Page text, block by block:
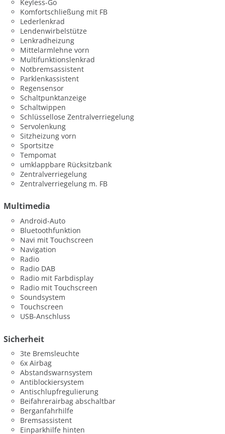
Keyless-Go
Komfortschließung mit FB
Lederlenkrad
Lendenwirbelstütze
Lenkradheizung
Mittelarmlehne vorn
Multifunktionslenkrad
Notbremsassistent
Parklenkassistent
Regensensor
Schaltpunktanzeige
Schaltwippen
Schlüssellose Zentralverriegelung
Servolenkung
Sitzheizung vorn
Sportsitze
Tempomat
umklappbare Rücksitzbank
Zentralverriegelung
Zentralverriegelung m. FB
Multimedia
Android-Auto
Bluetoothfunktion
Navi mit Touchscreen
Navigation
Radio
Radio DAB
Radio mit Farbdisplay
Radio mit Touchscreen
Soundsystem
Touchscreen
USB-Anschluss
Sicherheit
3te Bremsleuchte
6x Airbag
Abstandswarnsystem
Antiblockiersystem
Antischlupfregulierung
Beifahrerairbag abschaltbar
Berganfahrhilfe
Bremsassistent
Einparkhilfe hinten